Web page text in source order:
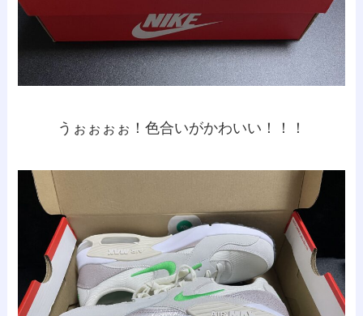
うぉぉぉぉ！色合いがかわいい！！！